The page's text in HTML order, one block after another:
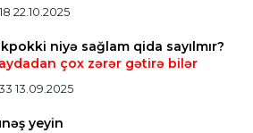
22.10.2025
niyə sağlam qida sayılmır?
çox zərər gətirə bilər
13.09.2025
yeyin